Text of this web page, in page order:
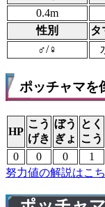
0.4m
性別
タ
♂/♀
ポッチャマを
HP
こう
げき
ぼう
ぎょ
とく
こう
0
0 0 1
努力値の解説はこ